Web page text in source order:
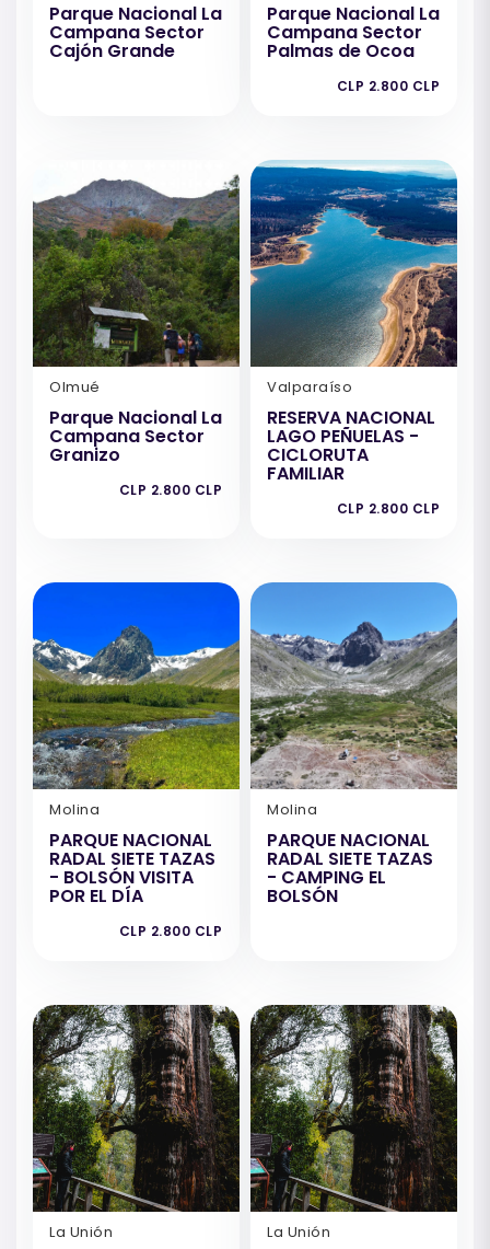
Parque Nacional La
Campana Sector
Cajón Grande
Parque Nacional La
Campana Sector
Palmas de Ocoa
CLP 2.800 CLP
Olmué
Parque Nacional La
Campana Sector
Granizo
CLP 2.800 CLP
Valparaíso
RESERVA NACIONAL
LAGO PEÑUELAS -
CICLORUTA
FAMILIAR
CLP 2.800 CLP
Molina
PARQUE NACIONAL
RADAL SIETE TAZAS
- BOLSÓN VISITA
POR EL DÍA
CLP 2.800 CLP
Molina
PARQUE NACIONAL
RADAL SIETE TAZAS
- CAMPING EL
BOLSÓN
La Unión La Unión